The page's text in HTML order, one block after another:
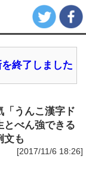
終了しました
うんこ漢字ド
べん強できる
文も
[2017/11/6 18:26]